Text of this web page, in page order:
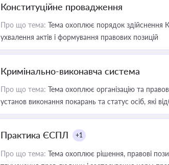
Конституційне провадження
Про що тема: Тема охоплює порядок здійснення
ухвалення актів і формування правових позицій
Кримінально-виконавча система
Про що тема: Тема охоплює організацію та
установ виконання покарань та статус осіб, які
Практика ЄСПЛ +1
Про що тема: Тема охоплює рішення, правові